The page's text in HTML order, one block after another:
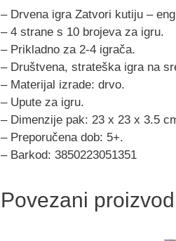
– Drvena igra Zatvori kutiju –
– 4 strane s 10 brojeva za igru.
– Prikladno za 2-4 igrača.
– Društvena, strateška igra na
– Materijal izrade: drvo.
– Upute za igru.
– Dimenzije pak: 23 x 23 x 3.5
– Preporučena dob: 5+.
– Barkod: 3850223051351
Povezani